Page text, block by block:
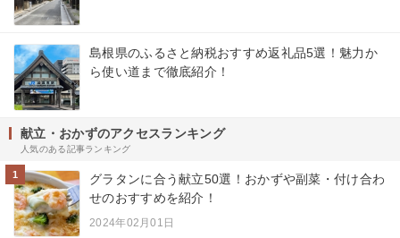
島根県のふるさと納税おすすめ返礼品5選！魅力か
ら使い道まで徹底紹介！
献立・おかずのアクセスランキング
人気のある記事ランキング
1
グラタンに合う献立50選！おかずや副菜・付け合わ
せのおすすめを紹介！
2024年02月01日